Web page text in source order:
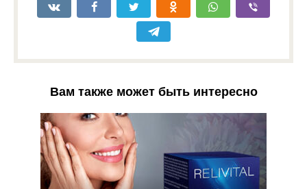
Вам также может быть интересно